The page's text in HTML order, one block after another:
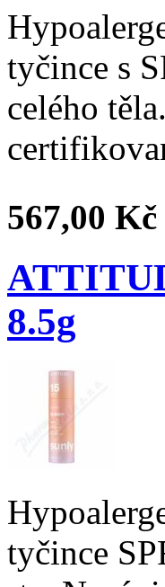
tyčince s
celého
567,00 Kč
8.5g
tyčince